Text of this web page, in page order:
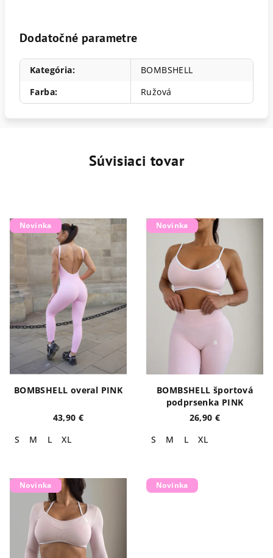
Dodatočné parametre
Kategória:
BOMBSHELL
Farba: Ružová
Súvisiaci tovar
Novinka
BOMBSHELL overal PINK
43,90 €
S
M L XL
Novinka
BOMBSHELL športová
podprsenka PINK
26,90 €
S
M L XL
Novinka Novinka